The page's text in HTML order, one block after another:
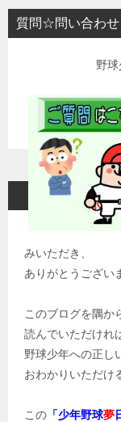
質問☆問い合わせ
野
みいただき、
ありがとうござい
このブログを隅か
読んでいただけれ
野球少年への正し
おわかりいただけ
この 「少年野球夢